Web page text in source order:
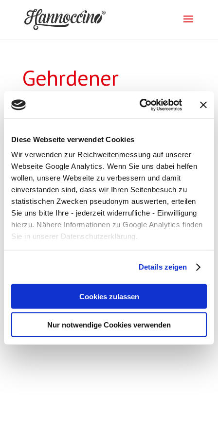
Diese Webseite verwendet Cookies
Wir verwenden zur Reichweitenmessung auf unserer
Webseite Google Analytics. Wenn Sie uns dabei helfen
wollen, unsere Webseite zu verbessern und damit
einverstanden sind, dass wir Ihren Seitenbesuch zu
statistischen Zwecken pseudonym auswerten, erteilen
Sie uns bitte Ihre - jederzeit widerrufliche - Einwilligung
hierzu. Nähere Informationen zu Google Analytics finden
Sie in unserer Datenschutzerklärung.
Details zeigen
Cookies zulassen
Nur notwendige Cookies verwenden
Gehrdener
Backhaus GmbH
Datenschutz